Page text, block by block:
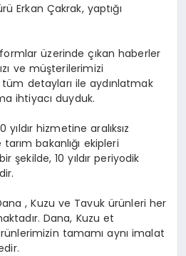
Erkan Çakrak, yaptığı
üzerinde çıkan haberler
ve müşterilerimizi
detayları ile aydınlatmak
ihtiyacı duyduk.
yıldır hizmetine aralıksız
bakanlığı ekipleri
şekilde, 10 yıldır periyodik
, Kuzu ve Tavuk ürünleri her
Dana, Kuzu et
tamamı aynı imalat